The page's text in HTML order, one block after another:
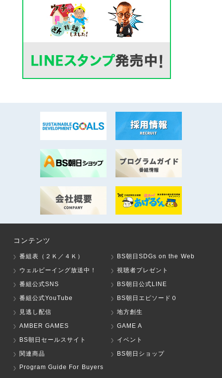
コンテンツ
番組表（２Ｋ／４Ｋ）
BS朝日SDGs on the Web
ウェルビーイング放送中！
視聴者プレゼント
番組公式SNS
BS朝日公式LINE
番組公式YouTube
BS朝日エピソード０
見逃し配信
地方創生
AMBER GAMES
GAME A
BS朝日セールスサイト
イベント
関連商品
BS朝日ショップ
Program Guide For Buyers